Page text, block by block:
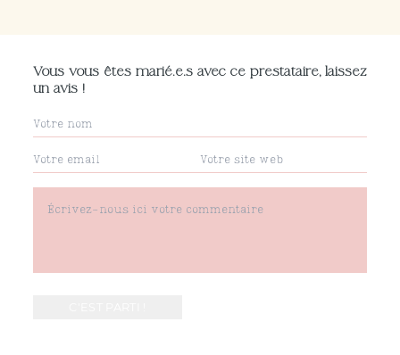
Vous vous êtes marié.e.s avec ce prestataire, laissez
un avis !